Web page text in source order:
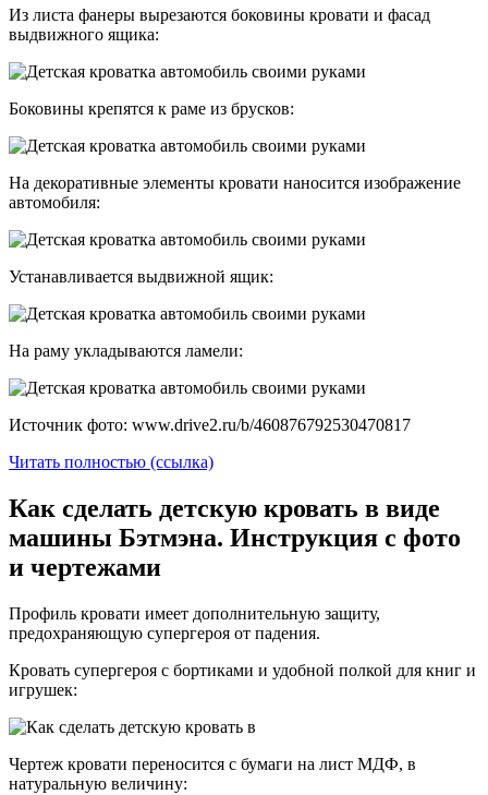
Из листа фанеры вырезаются боковины кровати и фасад
выдвижного ящика:
Боковины крепятся к раме из брусков:
На декоративные элементы кровати наносится изображение
автомобиля:
Устанавливается выдвижной ящик:
На раму укладываются ламели:
Источник фото: www.drive2.ru/b/460876792530470817
Читать полностью (ссылка)
Как сделать детскую кровать в виде
машины Бэтмэна. Инструкция с фото
и чертежами
Профиль кровати имеет дополнительную защиту,
предохраняющую супергероя от падения.
Кровать супергероя с бортиками и удобной полкой для книг и
игрушек:
Чертеж кровати переносится с бумаги на лист МДФ, в
натуральную величину: